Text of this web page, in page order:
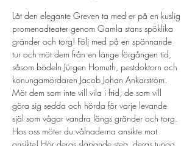
Låt den elegante Greven ta med er på en kuslig
promenadteater genom Gamla stans spöklika
gränder och torg! Följ med på en spännande
tur och möt dem från en länge förgången tid,
såsom bödeln Jürgen Homuth, pestdoktorn och
konungamördaren Jacob Johan Ankarström.
Möt dem som inte vill vila i frid, de som vill
göra sig sedda och hörda för varje levande
själ som vågar vandra längs gränder och torg.
Hos oss möter du vålnaderna ansikte mot